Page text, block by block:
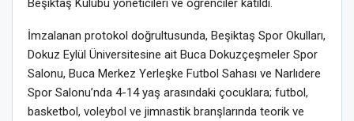
Beşiktaş Kulübü yöneticileri ve öğrenciler katıldı.
İmzalanan protokol doğrultusunda, Beşiktaş Spor Okulları,
Dokuz Eylül Üniversitesine ait Buca Dokuzçeşmeler Spor
Salonu, Buca Merkez Yerleşke Futbol Sahası ve Narlıdere
Spor Salonu’nda 4-14 yaş arasındaki çocuklara; futbol,
basketbol, voleybol ve jimnastik branşlarında teorik ve